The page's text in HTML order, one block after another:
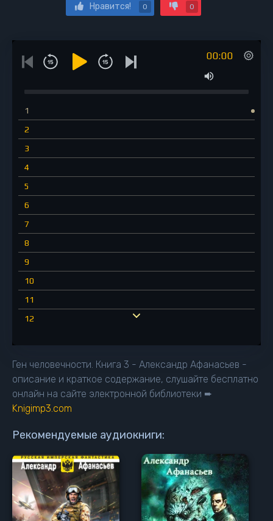
Нравится! 0 0
00:00
1
2
3
4
5
6
7
8
9
10
11
12
15
16
17
18
20
Ген человечности. Книга 3 - Александр Афанасьев -
описание и краткое содержание, слушайте бесплатно
онлайн на сайте электронной библиотеки ➨
Knigimp3.com
Рекомендуемые аудиокниги: